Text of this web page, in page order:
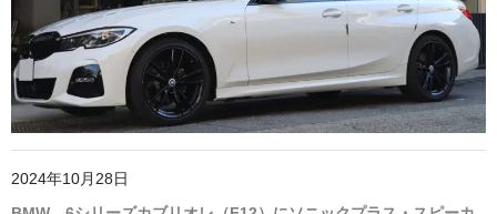
2024年10月28日